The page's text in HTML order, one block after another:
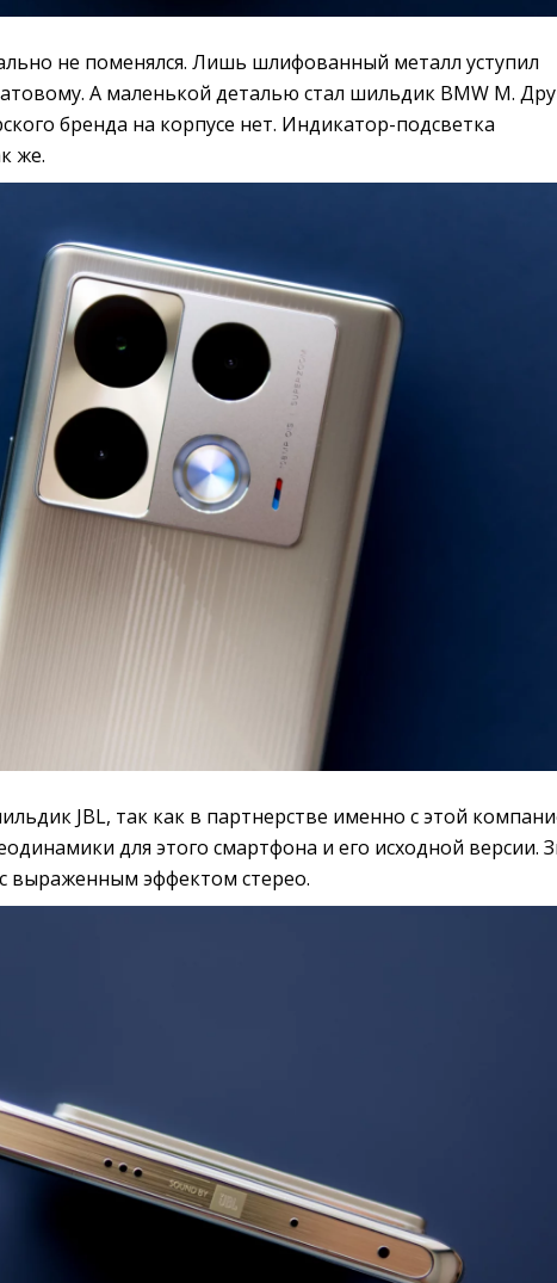
не поменялся. Лишь шлифованный металл уступил
А маленькой деталью стал шильдик BMW M.
бренда на корпусе нет. Индикатор-подсветка
же.
JBL, так как в партнерстве именно с этой
для этого смартфона и его исходной версии.
выраженным эффектом стерео.